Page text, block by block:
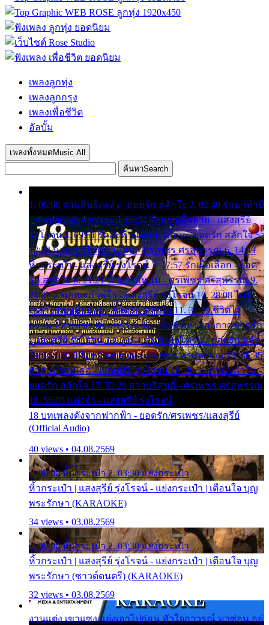
เพลงลูกทุ่ง
เพลงลูกกรุง
เพลงเพื่อชีวิต
อัลบั้ม
เพลงทั้งหมด Music All
ค้นหาSearch
1. 00:00 สามสิบยังแจ๋ว - ยอดรัก สลักใจ 2. 02:49 รักมาห้าปี
- ศรเพชร ศรสุพรรณ 3. 05:57 รักสาวเสื้อลาย - แสงสุรีย์
รุ่งโรจน์ 4. 09:51 รักสะท้านดินสะเทือน - ยอดรัก สลักใจ 5.
12:23 มอเตอร์ไซค์ทำหล่น - ศรเพชร ศรสุพรรณ 6. 14:49
หิ้วกระเป๋า - แสงสุรีย์ รุ่งโรจน์ 7. 17:57 รักเผื่อเลือก - ยอด
รัก สลักใจ 8. 21:21 น้ำตาไอ้หนุ่ม - ศรเพชร ศรสุพรรณ 9.
24:27 สามเณรกำพร้า - แสงสุรีย์ รุ่งโรจน์ 10. 28:08 ไม่มี
เวลาไปหาเมียน้อย - ยอดรัก สลักใจ 11. 31:29 ชีวิตไอ้
ธรรม - ศรเพชร ศรสุพรรณ 12. 35:26 ทหารอากาศขาดรัก
- แสงสุรีย์ รุ่งโรจน์ 13. 39:01 คนหัวใจโทรม - ยอดรัก สลัก
ใจ 14. 42:49 ไอ้หวังตายแน่ - ศรเพชร ศรสุพรรณ 15. 46:35
ธาตุแท้ของเธอ - แสงสุรีย์ รุ่งโรจน์ 16. 49:57 กำนันกำใน -
ยอดรัก สลักใจ 17. 52:29 สาวบริสุทธิ์ - ศรเพชร ศรสุพรรณ
18. 56:05 แต๋วจ๋า - แสงสุรีย์ รุ่งโรจน์
18 บทเพลงดังจากฟากฟ้า - ยอดรัก/ศรเพชร/แสงสุรีย์
(Official Audio)
40 views • 04.08.2569
1. 00:00 หิ้วกระเป๋า 2. 03:30 แย่งกระเป๋า
หิ้วกระเป๋า | แสงสุรีย์ รุ่งโรจน์ - แย่งกระเป๋า | เตือนใจ บุญ
พระรักษา (KARAOKE)
34 views • 03.08.2569
1. 00:00 หิ้วกระเป๋า 2. 03:30 แย่งกระเป๋า
หิ้วกระเป๋า | แสงสุรีย์ รุ่งโรจน์ - แย่งกระเป๋า | เตือนใจ บุญ
พระรักษา (ซาวด์ดนตรี) (KARAOKE)
32 views • 03.08.2569
งานแต่ง เขาแซง แย่งเอาไปก่อน หัวใจอาวรณ์ มาซ่อน อยู่